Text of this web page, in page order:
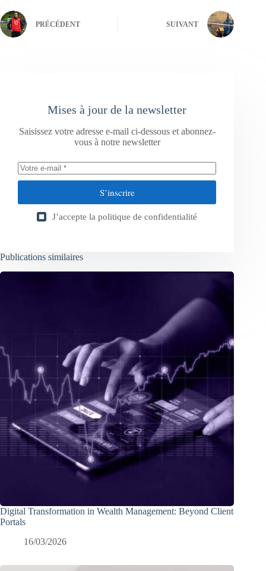
PRÉCÉDENT SUIVANT
Mises à jour de la newsletter
Saisissez votre adresse e-mail ci-dessous et abonnez-
vous à notre newsletter
S’inscrire
J’accepte la politique de confidentialité
Publications similaires
Digital Transformation in Wealth Management: Beyond Client
Portals
16/03/2026